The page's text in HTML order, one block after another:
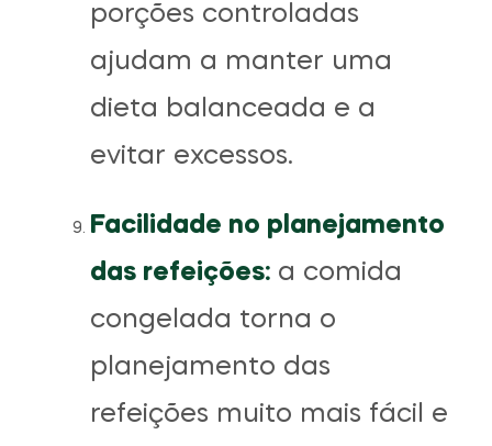
porções controladas
ajudam a manter uma
dieta balanceada e a
evitar excessos.
Facilidade no planejamento
das refeições: a comida
congelada torna o
planejamento das
refeições muito mais fácil e